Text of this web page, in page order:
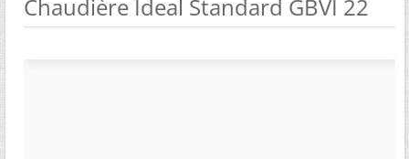
Chaudière Ideal Standard GBVI 22